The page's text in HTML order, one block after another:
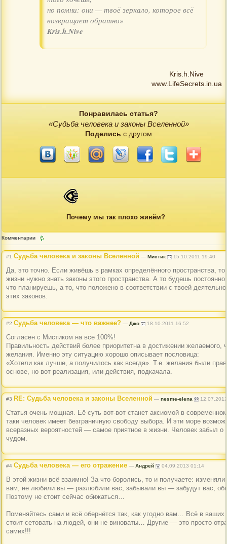
но помни: они — твоё зеркало, которое всё
возвращает обратно»
Kris.h.Nive
Kris.h.Nive
www.LifeSecrets.in.ua
Понравилась статья?
«Судьба человека и законы Вселенной»
Поделись с другом
Почему мы так плохо живём?
Комментарии
#1 Судьба человека и законы Вселенной — Мистик 15.10.2011 19:40
Да, это точно. Если живёшь в рамках определённого пространства,
жизни нужно знать законы этого пространства. А то будешь
что планируешь, а то, что положено в соответствии с твоей
этих законов.
#2 Судьба человека — что важнее? — Джо 18.10.2011 16:52
Согласен с Мистиком на все 100%!
Правильность действий более приоритетна в достижении желаемого,
желания. Именно эту ситуацию хорошо описывает пословица:
«Хотели как лучше, а получилось как всегда». Т.е. желания были
основе, но вот реализация, или действия, подкачала.
#3 RE: Судьба человека и законы Вселенной — nesme-elena
Статья очень мощная. Её суть вот-вот станет аксиомой в
таки человек имеет безграничную свободу выбора. И эти море
всеразных вероятностей — самое приятное в жизни. Человек забыл о
чудом.
#4 Судьба человека — его отражение — Андрей 04.09.2013 01:14
В этой жизни всё взаимно! За что боролись, то и получаете:
вам, не любили вы — разлюбили вас, забывали вы — забудут вас,
Поэтому не стоит сейчас обижаться…
Поменяйтесь сами и всё обернётся так, как угодно вам… Всё в ваших
стоит сетовать на людей, они не виноваты… Другие — это просто
самих!!!